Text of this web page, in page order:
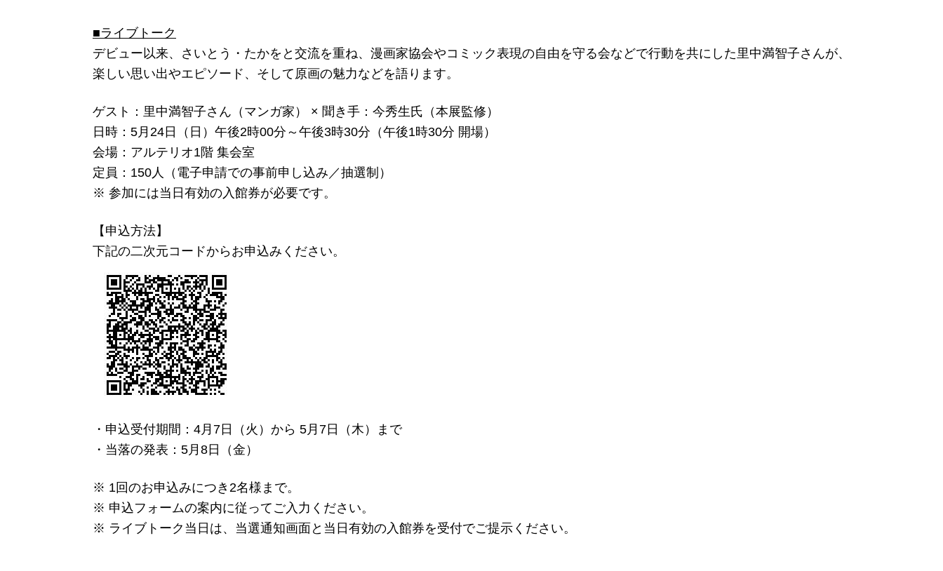
■ライブトーク
デビュー以来、さいとう・たかをと交流を重ね、漫画家協会やコミック表現の自由を守る会などで行動を共にした里中満智子さんが、
楽しい思い出やエピソード、そして原画の魅力などを語ります。
ゲスト：里中満智子さん（マンガ家） × 聞き手：今秀生氏（本展監修）
日時：5月24日（日）午後2時00分～午後3時30分（午後1時30分 開場）
会場：アルテリオ1階 集会室
定員：150人（電子申請での事前申し込み／抽選制）
※ 参加には当日有効の入館券が必要です。
【申込方法】
下記の二次元コードからお申込みください。
・申込受付期間：4月7日（火）から 5月7日（木）まで
・当落の発表：5月8日（金）
※ 1回のお申込みにつき2名様まで。
※ 申込フォームの案内に従ってご入力ください。
※ ライブトーク当日は、当選通知画面と当日有効の入館券を受付でご提示ください。